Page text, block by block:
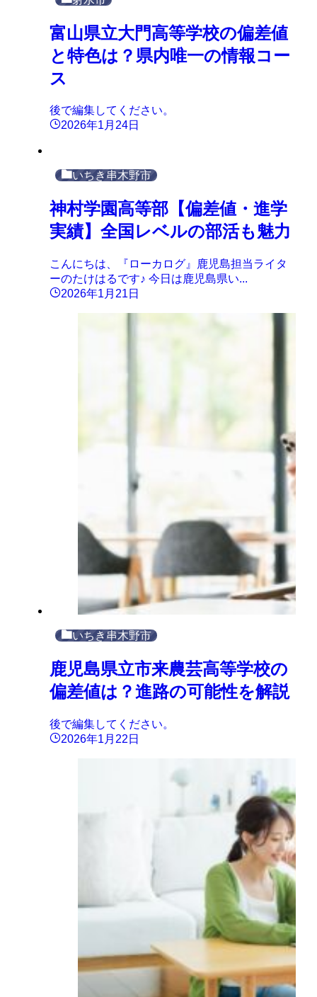
富山県立大門高等学校の偏差値
と特色は？県内唯一の情報コー
ス
後で編集してください。
2026年1月24日
いちき串木野市
神村学園高等部【偏差値・進学
実績】全国レベルの部活も魅力
こんにちは、『ローカログ』鹿児島担当ライタ
ーのたけはるです♪ 今日は鹿児島県い...
2026年1月21日
いちき串木野市
鹿児島県立市来農芸高等学校の
偏差値は？進路の可能性を解説
後で編集してください。
2026年1月22日